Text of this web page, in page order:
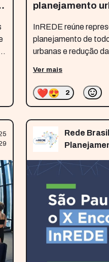
planejamento
InREDE reúne
planejamento de
urbanas e redução
em Maceió Mesa de
da Rede Brasileira
Ver mais
❤️😍 2
Rede